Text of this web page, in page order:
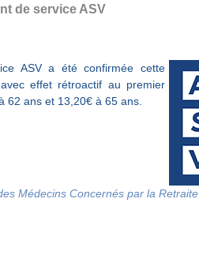
de service ASV
ASV a été confirmée cette
effet rétroactif au premier
62 ans et 13,20€ à 65 ans.
Médecins Concernés par la Retraite